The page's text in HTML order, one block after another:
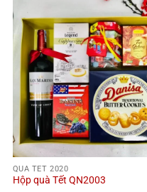
QUÀ TẾT 2020
Hộp quà Tết QN2003